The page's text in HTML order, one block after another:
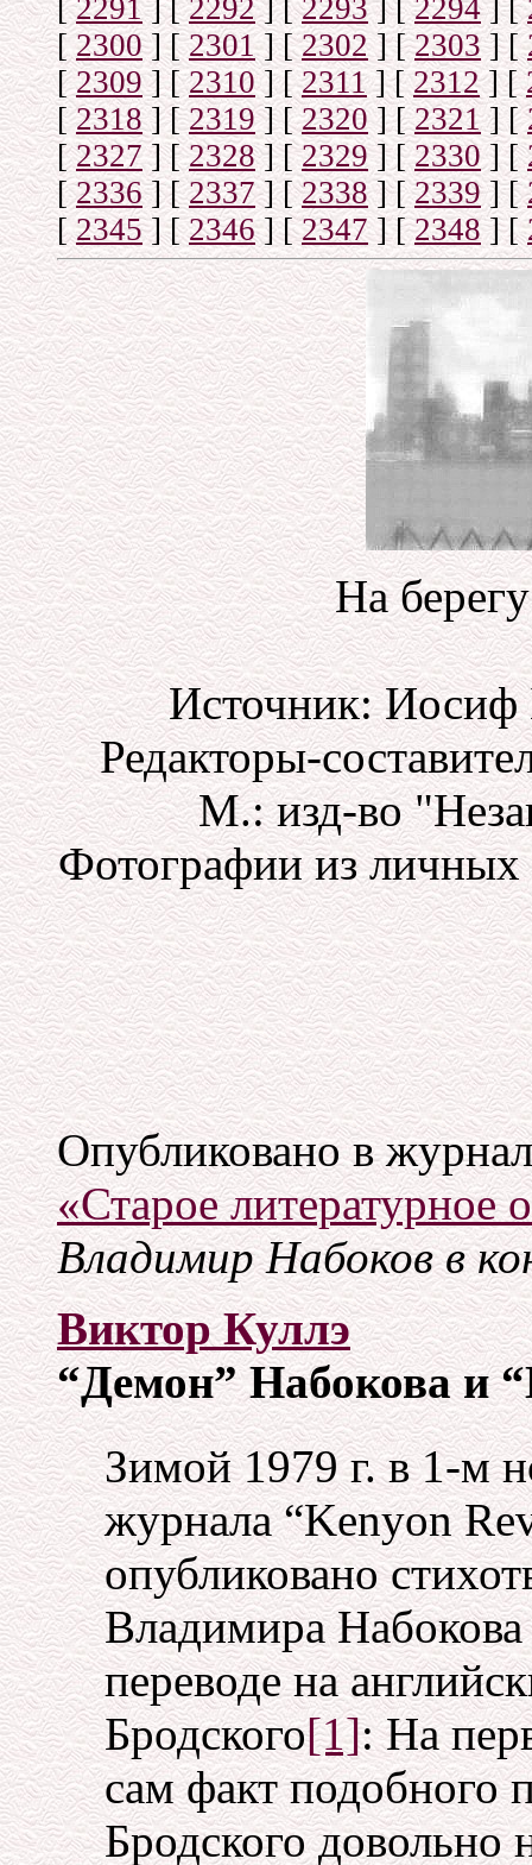
[2291] [2292] [2293] [2294] [
[ 2300] [2301] [2302] [2303] [
[2309] [2310] [2311] [2312] [
[2318] [2319] [2320 ] [2321] [
[2327] [2328] [2329] [2330] [
[2336] [2337] [2338] [2339] [
[2345] [2346] [2347] [2348] [
На
Источник: Иосиф
Редакторы-
М.: изд-во
Фотографии из
Опубликовано в
«Старое
Владимир Набоков в
Виктор Куллэ
“Демон” Набокова и
Зимой 1979 г. в 1-м
журнала “Kenyon
опубликовано
Владимира Набокова
переводе на
Бродского[1]: На
сам факт подобного
Бродского довольно